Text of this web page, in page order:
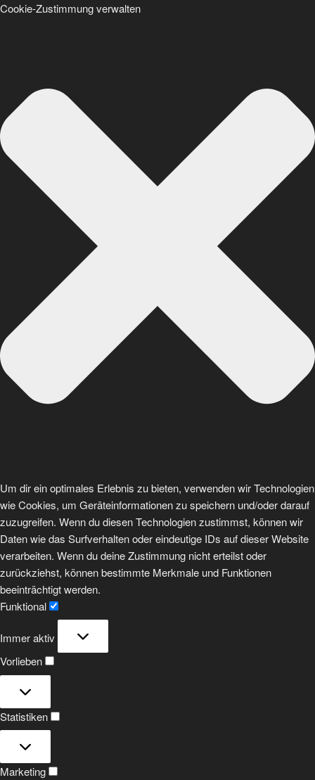
Cookie-Zustimmung verwalten
Um dir ein optimales Erlebnis zu bieten, verwenden wir Technologien
wie Cookies, um Geräteinformationen zu speichern und/oder darauf
zuzugreifen. Wenn du diesen Technologien zustimmst, können wir
Daten wie das Surfverhalten oder eindeutige IDs auf dieser Website
verarbeiten. Wenn du deine Zustimmung nicht erteilst oder
zurückziehst, können bestimmte Merkmale und Funktionen
beeinträchtigt werden.
Funktional
Immer aktiv
Vorlieben
Statistiken
Marketing